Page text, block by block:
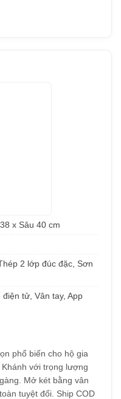
x Sâu 40 cm
2 lớp đúc đặc, Sơn
tử, Vân tay, App
phổ biến cho hộ gia
với trọng lượng
Mở két bằng vân
tuyệt đối. Ship COD